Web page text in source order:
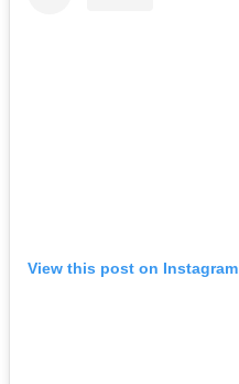
View this post on Instagram